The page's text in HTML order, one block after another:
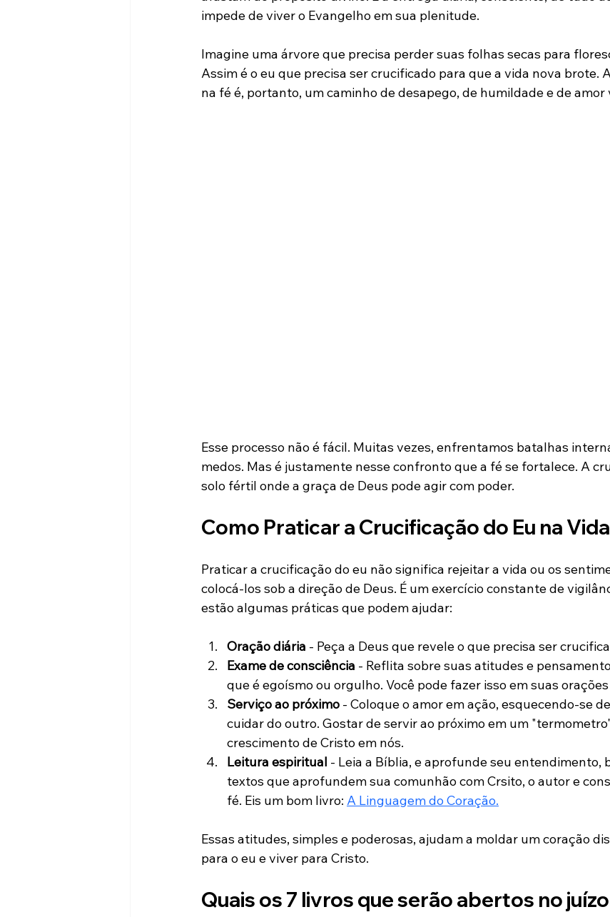
impede de viver o Evangelho em sua plenitude.
Imagine uma árvore que precisa perder suas folhas secas para
Assim é o eu que precisa ser crucificado para que a vida nova brote.
na fé é, portanto, um caminho de desapego, de humildade e de amor
Esse processo não é fácil. Muitas vezes, enfrentamos batalhas
medos. Mas é justamente nesse confronto que a fé se fortalece. A
solo fértil onde a graça de Deus pode agir com poder.
Como Praticar a Crucificação do Eu na
Praticar a crucificação do eu não significa rejeitar a vida ou os
colocá-los sob a direção de Deus. É um exercício constante de
estão algumas práticas que podem ajudar:
Oração diária - Peça a Deus que revele o que precisa ser
Exame de consciência - Reflita sobre suas atitudes e
que é egoísmo ou orgulho. Você pode fazer isso em suas
Serviço ao próximo - Coloque o amor em ação, esquecendo-se
cuidar do outro. Gostar de servir ao próximo em um
crescimento de Cristo em nós.
Leitura espiritual - Leia a Bíblia, e aprofunde seu entendimento,
textos que aprofundem sua comunhão com Crsito, o autor e
fé. Eis um bom livro: A Linguagem do Coração.
Essas atitudes, simples e poderosas, ajudam a moldar um coração
para o eu e viver para Cristo.
Quais os 7 livros que serão abertos no